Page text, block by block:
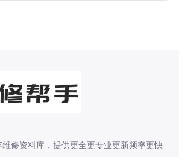
修资料库，提供更全更专业更新频率更快